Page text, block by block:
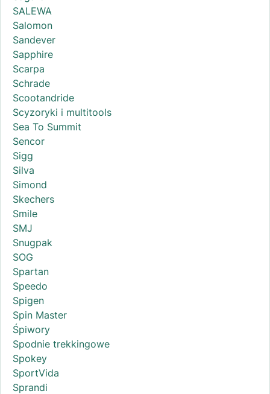
SALEWA
Salomon
Sandever
Sapphire
Scarpa
Schrade
Scootandride
Scyzoryki i multitools
Sea To Summit
Sencor
Sigg
Silva
Simond
Skechers
Smile
SMJ
Snugpak
SOG
Spartan
Speedo
Spigen
Spin Master
Śpiwory
Spodnie trekkingowe
Spokey
SportVida
Sprandi